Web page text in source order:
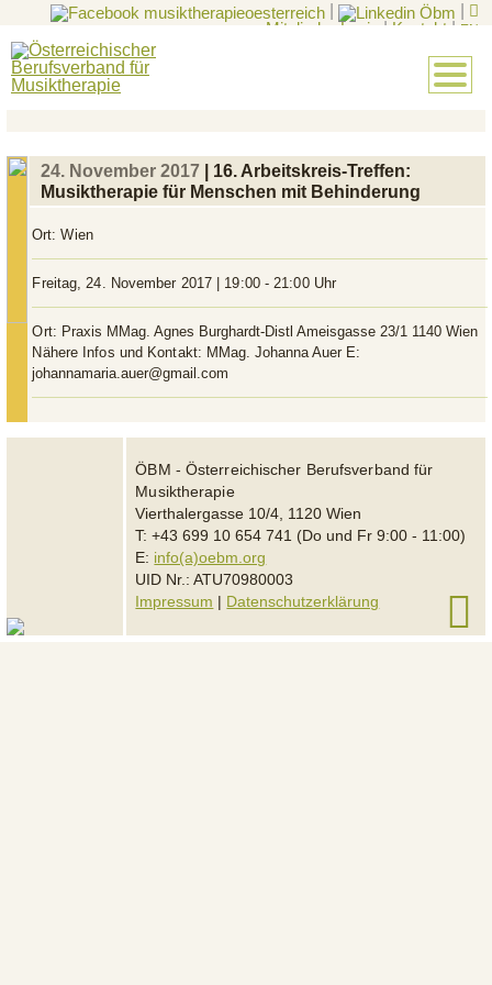
Mitglieder-Login
| Kontakt | EN
24. November 2017 | 16. Arbeitskreis-Treffen:
Musiktherapie für Menschen mit Behinderung
Ort:Wien
Freitag, 24. November 2017 | 19:00 - 21:00 Uhr
Ort: Praxis MMag. Agnes Burghardt-Distl Ameisgasse 23/1 1140 Wien
Nähere Infos und Kontakt: MMag. Johanna Auer E:
johannamaria.auer@gmail.com
ÖBM - Österreichischer Berufsverband für
Musiktherapie
Vierthalergasse 10/4, 1120 Wien
T: +43 699 10 654 741 (Do und Fr 9:00 - 11:00)
E: info(a)oebm.org
UID Nr.: ATU70980003
Impressum
Datenschutzerklärung